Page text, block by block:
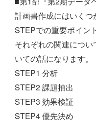
計画書作成にはいく
STEPでの重要ポイン
それぞれの関連につ
いての話になります。
STEP1 分析
STEP2 課題抽出
STEP3 効果検証
STEP4 優先決め